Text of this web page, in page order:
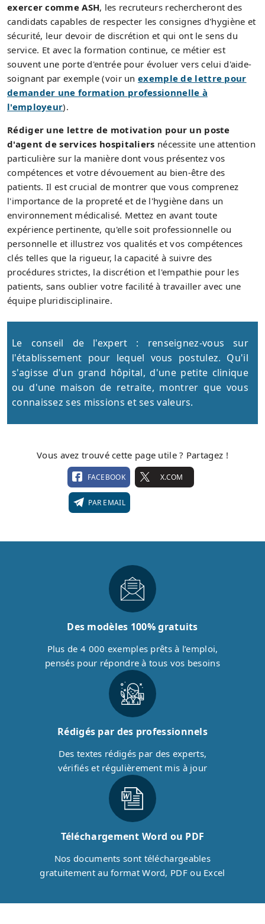
exercer comme ASH, les recruteurs rechercheront des
candidats capables de respecter les consignes d'hygiène et
sécurité, leur devoir de discrétion et qui ont le sens du
service. Et avec la formation continue, ce métier est
souvent une porte d'entrée pour évoluer vers celui d'aide-
soignant par exemple (voir unexemple de lettre pour
demander une formation professionnelle à
l'employeur).
Rédiger une lettre de motivation pour un poste
d'agent de services hospitaliers nécessite une attention
particulière sur la manière dont vous présentez vos
compétences et votre dévouement au bien-être des
patients. Il est crucial de montrer que vous comprenez
l'importance de la propreté et de l'hygiène dans un
environnement médicalisé. Mettez en avant toute
expérience pertinente, qu'elle soit professionnelle ou
personnelle et illustrez vos qualités et vos compétences
clés telles que la rigueur, la capacité à suivre des
procédures strictes, la discrétion et l'empathie pour les
patients, sans oublier votre facilité à travailler avec une
équipe pluridisciplinaire.
Le conseil de l'expert : renseignez-vous sur
l'établissement pour lequel vous postulez. Qu'il
s'agisse d'un grand hôpital, d'une petite clinique
ou d'une maison de retraite, montrer que vous
connaissez ses missions et ses valeurs.
Vous avez trouvé cette page utile ? Partagez !
FACEBOOK X.COM
PAR EMAIL
Des modèles 100% gratuits
Plus de 4 000 exemples prêts à l’emploi,
pensés pour répondre à tous vos besoins
Rédigés par des professionnels
Des textes rédigés par des experts,
vérifiés et régulièrement mis à jour
Téléchargement Word ou PDF
Nos documents sont téléchargeables
gratuitement au format Word, PDF ou Excel